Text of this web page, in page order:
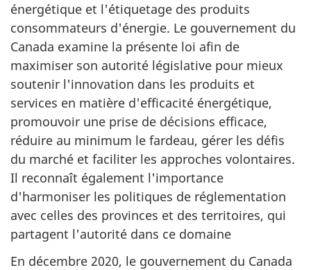
énergétique et l'étiquetage des produits
consommateurs d'énergie. Le gouvernement du
Canada examine la présente loi afin de
maximiser son autorité législative pour mieux
soutenir l'innovation dans les produits et
services en matière d'efficacité énergétique,
promouvoir une prise de décisions efficace,
réduire au minimum le fardeau, gérer les défis
du marché et faciliter les approches volontaires.
Il reconnaît également l'importance
d'harmoniser les politiques de réglementation
avec celles des provinces et des territoires, qui
partagent l'autorité dans ce domaine
En décembre 2020, le gouvernement du Canada